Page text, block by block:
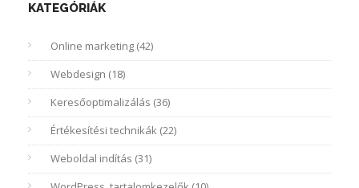
KATEGÓRIÁK
Online marketing (42)
Webdesign (18)
Keresőoptimalizálás (36)
Értékesítési technikák (22)
Weboldal indítás (31)